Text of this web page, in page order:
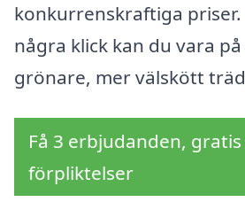
konkurrenskraftiga
några klick kan du vara
grönare, mer välskött
Få 3 erbjudanden,
förpliktelser